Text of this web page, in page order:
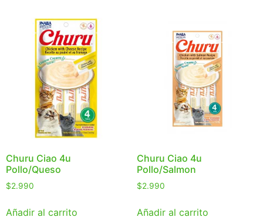
Churu Ciao 4u
Pollo/Queso
$2.990
Añadir al carrito
Churu Ciao 4u
Pollo/Salmon
$2.990
Añadir al carrito